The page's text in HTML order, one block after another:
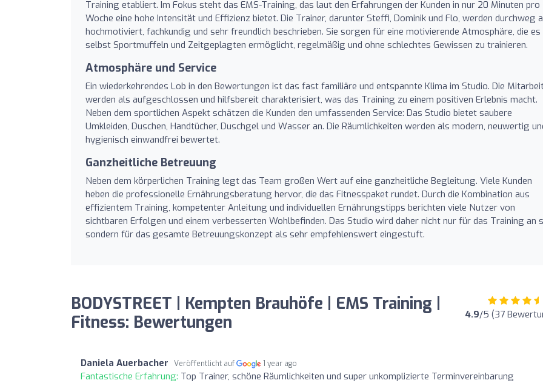
Training etabliert. Im Fokus steht das EMS-Training, das laut den Erfahrungen der Kunden in nur 20 Minuten pro
Woche eine hohe Intensität und Effizienz bietet. Die Trainer, darunter Steffi, Dominik und Flo, werden durchweg
hochmotiviert, fachkundig und sehr freundlich beschrieben. Sie sorgen für eine motivierende Atmosphäre, die es
selbst Sportmuffeln und Zeitgeplagten ermöglicht, regelmäßig und ohne schlechtes Gewissen zu trainieren.
Atmosphäre und Service
Ein wiederkehrendes Lob in den Bewertungen ist das fast familiäre und entspannte Klima im Studio. Die
werden als aufgeschlossen und hilfsbereit charakterisiert, was das Training zu einem positiven Erlebnis macht.
Neben dem sportlichen Aspekt schätzen die Kunden den umfassenden Service: Das Studio bietet saubere
Umkleiden, Duschen, Handtücher, Duschgel und Wasser an. Die Räumlichkeiten werden als modern, neuwertig
hygienisch einwandfrei bewertet.
Ganzheitliche Betreuung
Neben dem körperlichen Training legt das Team großen Wert auf eine ganzheitliche Begleitung. Viele Kunden
heben die professionelle Ernährungsberatung hervor, die das Fitnesspaket rundet. Durch die Kombination aus
effizientem Training, kompetenter Anleitung und individuellen Ernährungstipps berichten viele Nutzer von
sichtbaren Erfolgen und einem verbesserten Wohlbefinden. Das Studio wird daher nicht nur für das Training an
sondern für das gesamte Betreuungskonzept als sehr empfehlenswert eingestuft.
BODYSTREET | Kempten Brauhöfe | EMS Training |
Fitness: Bewertungen
4.9/5 (37
Daniela Auerbacher Veröffentlicht auf 1 year ago
Fantastische Erfahrung: Top Trainer, schöne Räumlichkeiten und super unkomplizierte Terminvereinbarung